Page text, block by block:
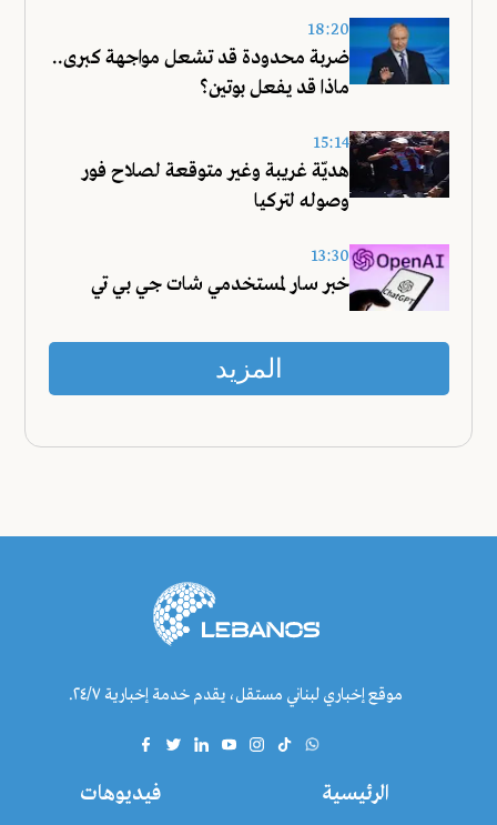
18:20
ضربة محدودة قد تشعل مواجهة كبرى..
ماذا قد يفعل بوتين؟
15:14
هديّة غريبة وغير متوقعة لصلاح فور
وصوله لتركيا
13:30
خبر سار لمستخدمي شات جي بي تي
المزيد
موقع إخباري لبناني مستقل، يقدم خدمة إخبارية ٢٤/٧.
الرئيسية فيديوهات